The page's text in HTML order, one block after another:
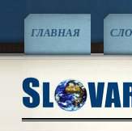
ГЛАВНАЯ